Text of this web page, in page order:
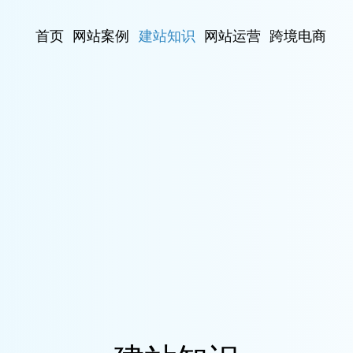
首页 网站案例 建站知识 网站运营 跨境电商